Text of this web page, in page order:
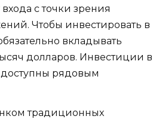
с точки зрения
Чтобы инвестировать в
вкладывать
долларов. Инвестиции в
рядовым
традиционных